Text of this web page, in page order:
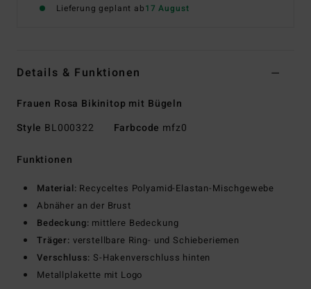
Lieferung geplant ab17 August
Details & Funktionen
Frauen Rosa Bikinitop mit Bügeln
Style BL000322 Farbcode mfz0
Funktionen
Material: Recyceltes Polyamid-Elastan-Mischgewebe
Abnäher an der Brust
Bedeckung: mittlere Bedeckung
Träger: verstellbare Ring- und Schieberiemen
Verschluss: S-Hakenverschluss hinten
Metallplakette mit Logo